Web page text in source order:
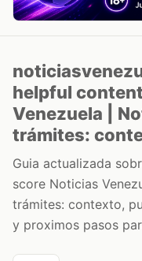
helpful
Venezuela |
trámites:
Guia actualizada
score Noticias
trámites: contexto,
y proximos pasos